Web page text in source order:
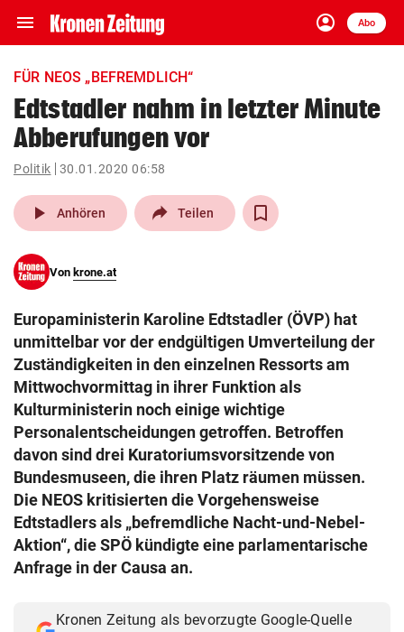
menu Navigation
ein-/ausklappen
account_circle
Anmelden
Abo
close Schließen
account_circle Anmelden
pin_drop
Wien arrow_right
search
eingeben
© Krone Multimedia GmbH & Co KG 2026
Muthgasse 2, 1190 Wien
FÜR NEOS „BEFREMDLICH“
Edtstadler nahm in letzter Minute
Abberufungen vor
Politik 30.01.2020 06:58
play_arrow Anhören Teilen
Von krone.at
Europaministerin Karoline Edtstadler (ÖVP) hat
unmittelbar vor der endgültigen Umverteilung der
Zuständigkeiten in den einzelnen Ressorts am
Mittwochvormittag in ihrer Funktion als
Kulturministerin noch einige wichtige
Personalentscheidungen getroffen. Betroffen
davon sind drei Kuratoriumsvorsitzende von
Bundesmuseen, die ihren Platz räumen müssen.
Die NEOS kritisierten die Vorgehensweise
Edtstadlers als „befremdliche Nacht-und-Nebel-
Aktion“, die SPÖ kündigte eine parlamentarische
Anfrage in der Causa an.
Kronen Zeitung als bevorzugte Google-Quelle